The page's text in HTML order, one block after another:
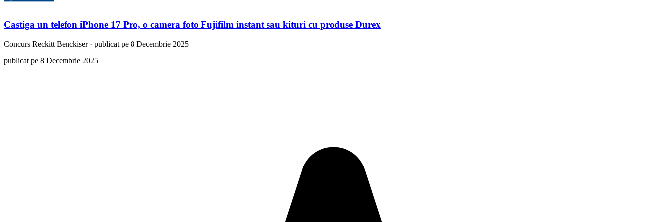
Castiga un telefon iPhone 17 Pro, o camera foto Fujifilm instant sau kituri cu produse Durex
Concurs Reckitt Benckiser· publicat pe 8 Decembrie 2025
publicat pe 8 Decembrie 2025